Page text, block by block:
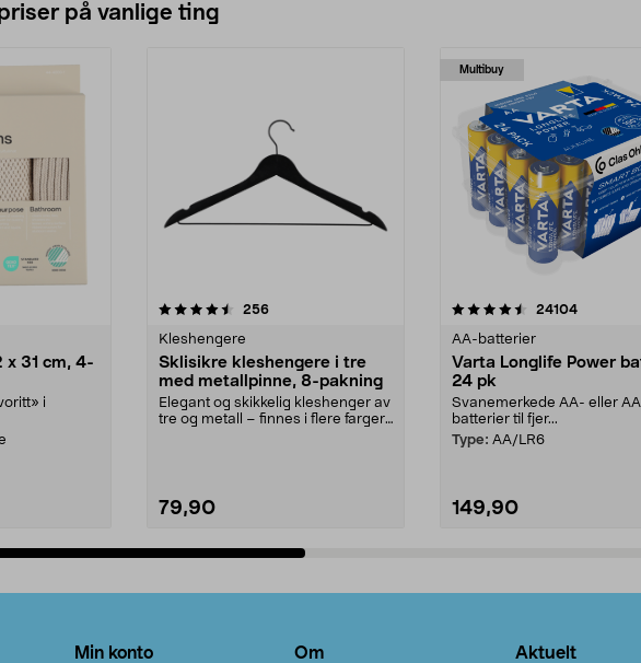
på vanlige ting
x 31 cm, 4-
i
256anmeldelser
Kleshengere
Sklisikre kleshengere i tre
med metallpinne, 8-pakning
Elegant og skikkelig kleshenger av
tre og metall – finnes i flere farger.
79,90
Multibuy
4.5av 5 stjerner 24104
AA-batterier
Varta Longlife Power
24 pk
Svanemerkede AA- eller
batterier til fjer...
Type: AA/LR6
149,90
4.5av 5 stjerner
Min konto Om Aktuelt